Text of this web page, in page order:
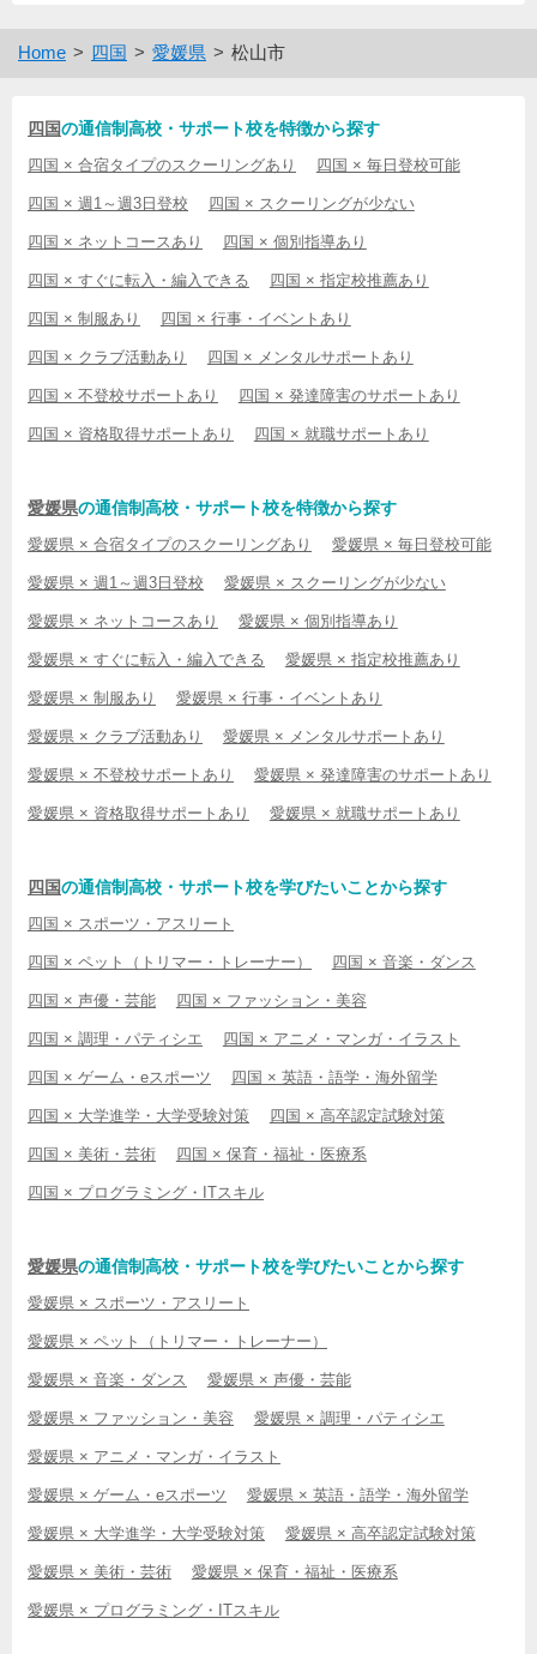
Home 四国 愛媛県 松山市
四国の通信制高校・サポート校を特徴から探す
四国 × 合宿タイプのスクーリングあり 四国 × 毎日登校可能
四国 × 週1～週3日登校 四国 × スクーリングが少ない
四国 × ネットコースあり 四国 × 個別指導あり
四国 × すぐに転入・編入できる 四国 × 指定校推薦あり
四国 × 制服あり 四国 × 行事・イベントあり
四国 × クラブ活動あり 四国 × メンタルサポートあり
四国 × 不登校サポートあり 四国 × 発達障害のサポートあり
四国 × 資格取得サポートあり 四国 × 就職サポートあり
愛媛県の通信制高校・サポート校を特徴から探す
愛媛県 × 合宿タイプのスクーリングあり 愛媛県 × 毎日登校可能
愛媛県 × 週1～週3日登校 愛媛県 × スクーリングが少ない
愛媛県 × ネットコースあり 愛媛県 × 個別指導あり
愛媛県 × すぐに転入・編入できる 愛媛県 × 指定校推薦あり
愛媛県 × 制服あり 愛媛県 × 行事・イベントあり
愛媛県 × クラブ活動あり 愛媛県 × メンタルサポートあり
愛媛県 × 不登校サポートあり 愛媛県 × 発達障害のサポートあり
愛媛県 × 資格取得サポートあり 愛媛県 × 就職サポートあり
四国の通信制高校・サポート校を学びたいことから探す
四国 × スポーツ・アスリート
四国 × ペット（トリマー・トレーナー） 四国 × 音楽・ダンス
四国 × 声優・芸能 四国 × ファッション・美容
四国 × 調理・パティシエ 四国 × アニメ・マンガ・イラスト
四国 × ゲーム・eスポーツ 四国 × 英語・語学・海外留学
四国 × 大学進学・大学受験対策 四国 × 高卒認定試験対策
四国 × 美術・芸術 四国 × 保育・福祉・医療系
四国 × プログラミング・ITスキル
愛媛県の通信制高校・サポート校を学びたいことから探す
愛媛県 × スポーツ・アスリート
愛媛県 × ペット（トリマー・トレーナー）
愛媛県 × 音楽・ダンス 愛媛県 × 声優・芸能
愛媛県 × ファッション・美容 愛媛県 × 調理・パティシエ
愛媛県 × アニメ・マンガ・イラスト
愛媛県 × ゲーム・eスポーツ 愛媛県 × 英語・語学・海外留学
愛媛県 × 大学進学・大学受験対策 愛媛県 × 高卒認定試験対策
愛媛県 × 美術・芸術 愛媛県 × 保育・福祉・医療系
愛媛県 × プログラミング・ITスキル